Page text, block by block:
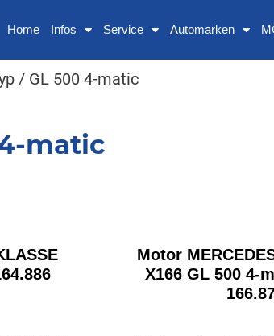
Home Infos Service Automarken
/ GL 500 4-matic
matic
Motor
X166 GL 500 4-